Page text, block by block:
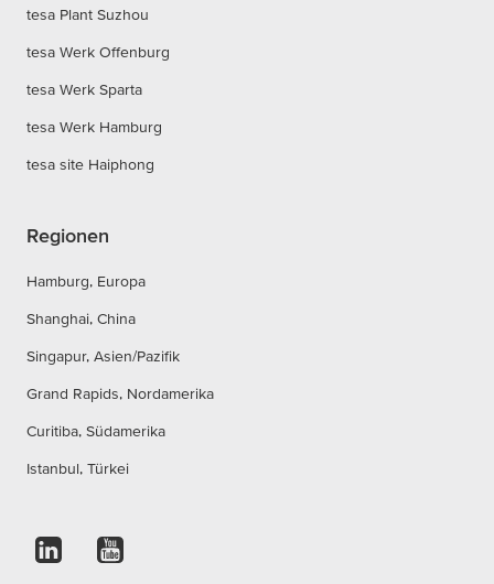
tesa Plant Suzhou
tesa Werk Offenburg
tesa Werk Sparta
tesa Werk Hamburg
tesa site Haiphong
Regionen
Hamburg, Europa
Shanghai, China
Singapur, Asien/Pazifik
Grand Rapids, Nordamerika
Curitiba, Südamerika
Istanbul, Türkei